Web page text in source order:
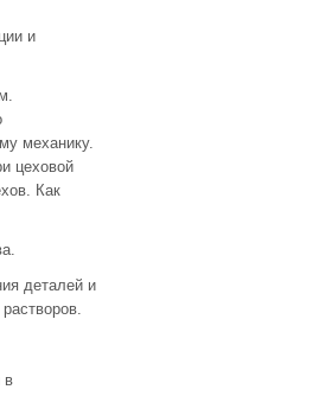
и
механику.
цеховой
Как
деталей и
в